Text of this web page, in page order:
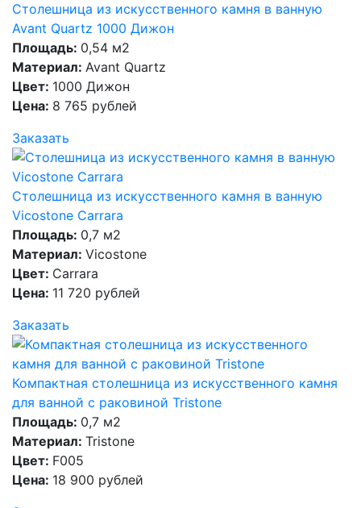
Столешница из искусственного камня в ванную
Avant Quartz 1000 Дижон
Площадь: 0,54 м2
Материал: Avant Quartz
Цвет: 1000 Дижон
Цена: 8 765 рублей
Заказать
Столешница из искусственного камня в ванную
Vicostone Carrara
Площадь: 0,7 м2
Материал: Vicostone
Цвет: Carrara
Цена: 11 720 рублей
Заказать
Компактная столешница из искусственного камня
для ванной с раковиной Tristone
Площадь: 0,7 м2
Материал: Tristone
Цвет: F005
Цена: 18 900 рублей